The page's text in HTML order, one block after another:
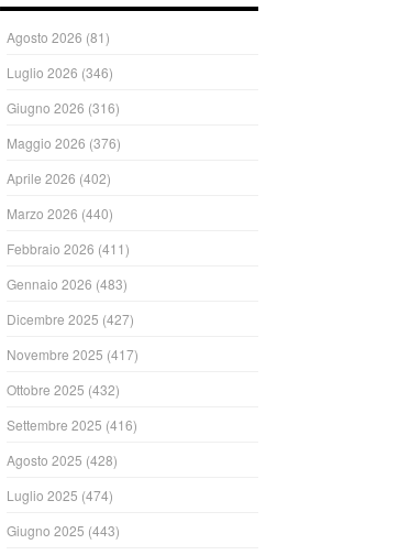
Agosto 2026 (81)
Luglio 2026 (346)
Giugno 2026 (316)
Maggio 2026 (376)
Aprile 2026 (402)
Marzo 2026 (440)
Febbraio 2026 (411)
Gennaio 2026 (483)
Dicembre 2025 (427)
Novembre 2025 (417)
Ottobre 2025 (432)
Settembre 2025 (416)
Agosto 2025 (428)
Luglio 2025 (474)
Giugno 2025 (443)